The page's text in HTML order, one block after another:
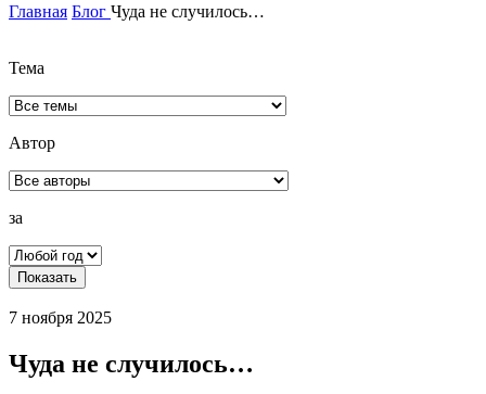
Главная Блог Чуда не случилось…
Тема
Автор
за
Показать
7 ноября 2025
Чуда не случилось…